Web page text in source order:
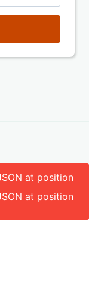
at position
at position